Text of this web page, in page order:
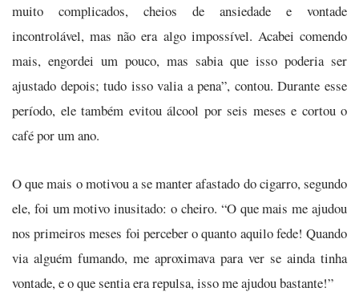
muito complicados, cheios de ansiedade e vontade
incontrolável, mas não era algo impossível. Acabei comendo
mais, engordei um pouco, mas sabia que isso poderia ser
ajustado depois; tudo isso valia a pena”, contou. Durante esse
período, ele também evitou álcool por seis meses e cortou o
café por um ano.
O que mais o motivou a se manter afastado do cigarro, segundo
ele, foi um motivo inusitado: o cheiro. “O que mais me ajudou
nos primeiros meses foi perceber o quanto aquilo fede! Quando
via alguém fumando, me aproximava para ver se ainda tinha
vontade, e o que sentia era repulsa, isso me ajudou bastante!”